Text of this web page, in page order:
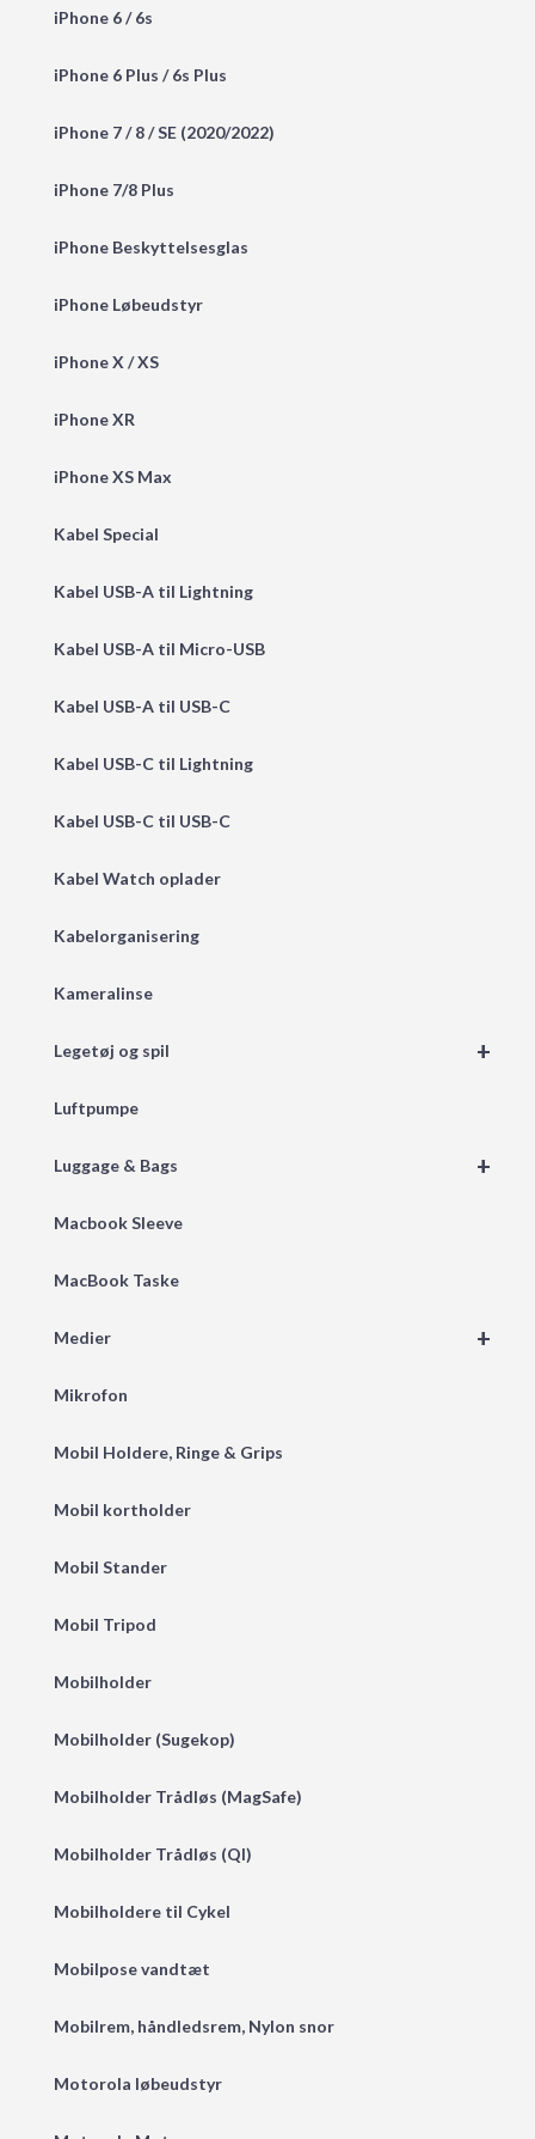
iPhone 6 / 6s
iPhone 6 Plus / 6s Plus
iPhone 7 / 8 / SE (2020/2022)
iPhone 7/8 Plus
iPhone Beskyttelsesglas
iPhone Løbeudstyr
iPhone X / XS
iPhone XR
iPhone XS Max
Kabel Special
Kabel USB-A til Lightning
Kabel USB-A til Micro-USB
Kabel USB-A til USB-C
Kabel USB-C til Lightning
Kabel USB-C til USB-C
Kabel Watch oplader
Kabelorganisering
Kameralinse
+
Legetøj og spil
Luftpumpe
+
Luggage & Bags
Macbook Sleeve
MacBook Taske
+
Medier
Mikrofon
Mobil Holdere, Ringe & Grips
Mobil kortholder
Mobil Stander
Mobil Tripod
Mobilholder
Mobilholder (Sugekop)
Mobilholder Trådløs (MagSafe)
Mobilholder Trådløs (QI)
Mobilholdere til Cykel
Mobilpose vandtæt
Mobilrem, håndledsrem, Nylon snor
Motorola løbeudstyr